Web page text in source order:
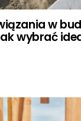
w
wybrać